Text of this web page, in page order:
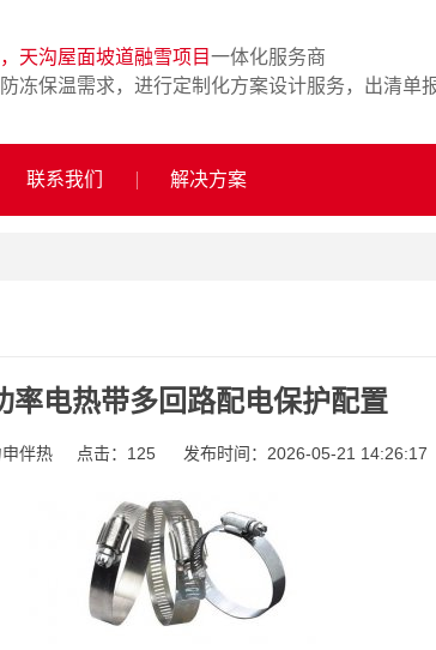
天沟屋面坡道融雪项目一体化服务商
冻保温需求，进行定制化方案设计服务，出清单报
联系我们 解决方案
率电热带多回路配电保护配置
伴热 点击：125 发布时间：2026-05-21 14:26:17